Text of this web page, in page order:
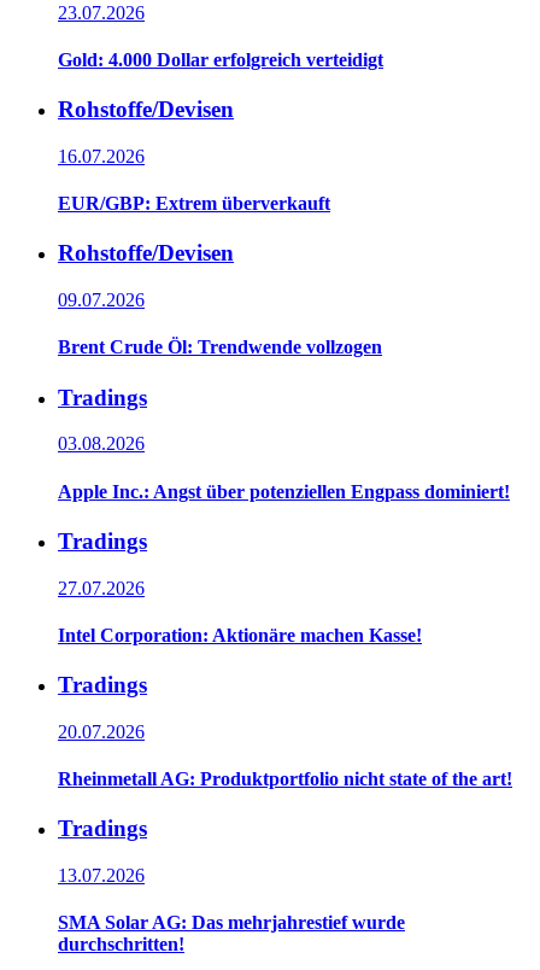
23.07.2026
Gold: 4.000 Dollar erfolgreich verteidigt
Rohstoffe/Devisen
16.07.2026
EUR/GBP: Extrem überverkauft
Rohstoffe/Devisen
09.07.2026
Brent Crude Öl: Trendwende vollzogen
Tradings
03.08.2026
Apple Inc.: Angst über potenziellen Engpass dominiert!
Tradings
27.07.2026
Intel Corporation: Aktionäre machen Kasse!
Tradings
20.07.2026
Rheinmetall AG: Produktportfolio nicht state of the art!
Tradings
13.07.2026
SMA Solar AG: Das mehrjahrestief wurde
durchschritten!